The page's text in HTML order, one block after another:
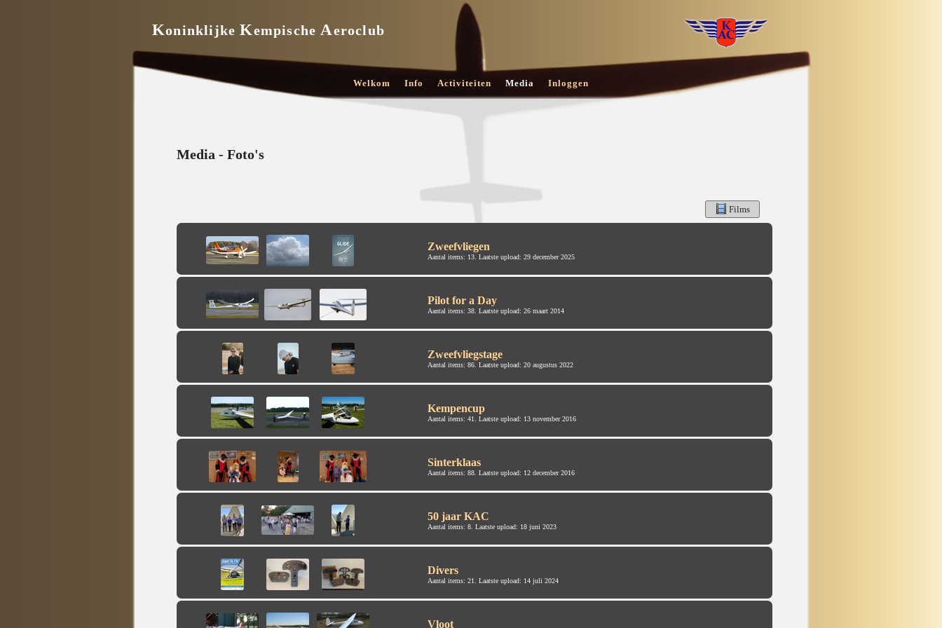
KoninklijkeKempische Aeroclub
Welkom Info Activiteiten Media Inloggen
Media - Foto's
Films
Zweefvliegen
Aantal items: 13. Laatste upload: 29 december 2025
Pilot for a Day
Aantal items: 38. Laatste upload: 26 maart 2014
Zweefvliegstage
Aantal items: 86. Laatste upload: 20 augustus 2022
Kempencup
Aantal items: 41. Laatste upload: 13 november 2016
Sinterklaas
Aantal items: 88. Laatste upload: 12 december 2016
50 jaar KAC
Aantal items: 8. Laatste upload: 18 juni 2023
Divers
Aantal items: 21. Laatste upload: 14 juli 2024
Vloot